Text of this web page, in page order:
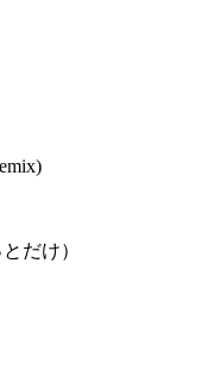
だけ）